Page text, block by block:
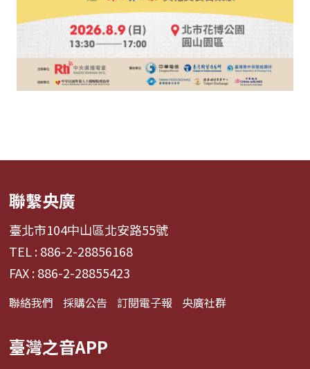
聯繫央廣
臺北市104中山區北安路55號
TEL : 886-2-28856168
FAX : 886-2-28855423
聯絡我們 採購公告 訂閱電子報 央廣社群
臺灣之音APP